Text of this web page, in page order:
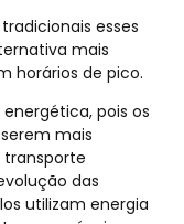
esses
mais
horários de pico.
pois os
mais
das
utilizam energia